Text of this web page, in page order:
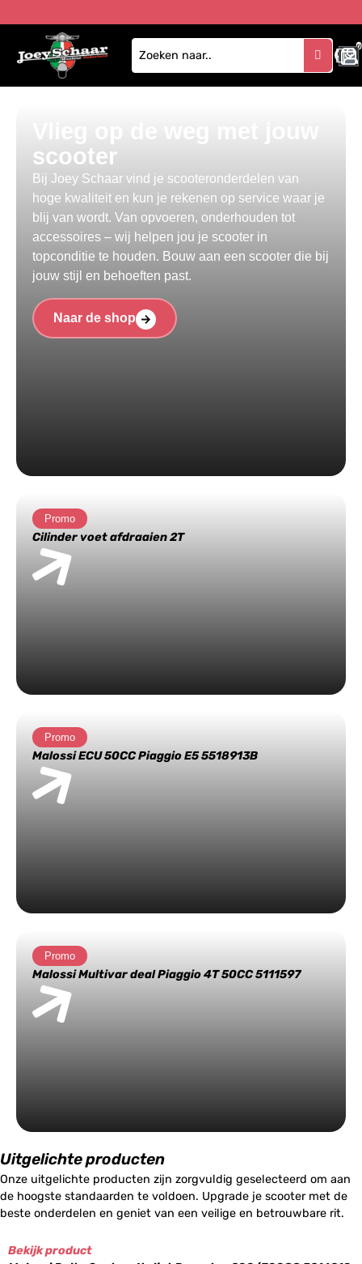
0
1
scooter
Bij Joey Schaar vind je scooteronderdelen van
hoge kwaliteit en kun je rekenen op service waar je
blij van wordt. Van opvoeren, onderhouden tot
accessoires – wij helpen jou je scooter in
topconditie te houden. Bouw aan een scooter die bij
jouw stijl en behoeften past.
Naar de shop
Promo
Cilinder voet afdraaien 2T
Promo
Malossi ECU 50CC Piaggio E5 5518913B
Promo
Malossi Multivar deal Piaggio 4T 50CC 5111597
Uitgelichte producten
Onze uitgelichte producten zijn zorgvuldig geselecteerd om aan
de hoogste standaarden te voldoen. Upgrade je scooter met de
beste onderdelen en geniet van een veilige en betrouwbare rit.
Bekijk product